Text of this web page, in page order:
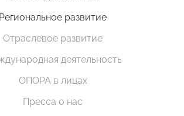
Региональное развитие
Отраслевое развитие
деятельность
ОПОРА в лицах
Пресса о нас